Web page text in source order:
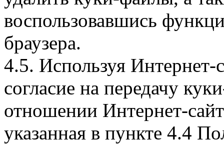
воспользовавшись
браузера.
4.5. Используя Интернет-
согласие на передачу
отношении Интернет-
указанная в пункте 4.4